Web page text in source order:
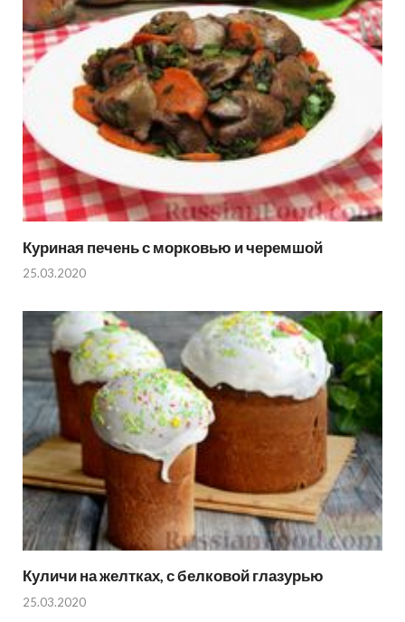
Куриная печень с морковью и черемшой
25.03.2020
Куличи на желтках, с белковой глазурью
25.03.2020